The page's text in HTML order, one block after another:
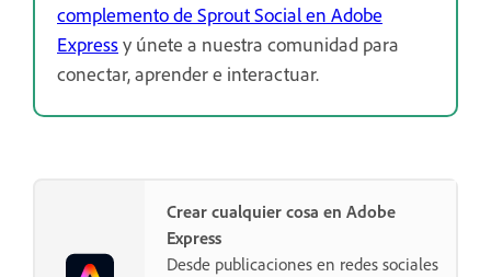
complemento de Sprout Social en Adobe
Expressy únete a nuestra comunidad para
conectar, aprender e interactuar.
Crear cualquier cosa en Adobe
Express
Desde publicaciones en redes sociales